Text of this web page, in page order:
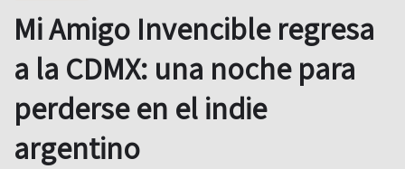
Mi Amigo Invencible regresa
a la CDMX: una noche para
perderse en el indie
argentino